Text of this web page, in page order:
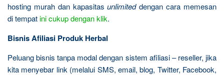
hosting murah dan kapasitasunlimiteddengan cara memesan
di tempatini cukup dengan klik.
Bisnis Afiliasi Produk Herbal
Peluang bisnis tanpa modal dengan sistem afiliasi – reseller, jika
kita menyebar link (melalui SMS, email, blog, Twitter, Facebook,